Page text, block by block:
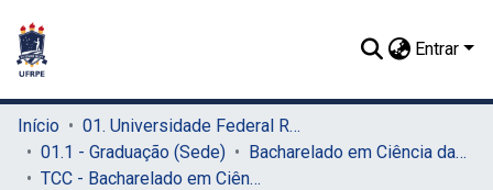
Entrar
Início
01. Universidade Federal Rural de Pernambuco - UFRPE (Sede)
01.1 - Graduação (Sede)
Bacharelado em Ciência da Computação (Sede)
TCC - Bacharelado em Ciência da Computação (Sede)